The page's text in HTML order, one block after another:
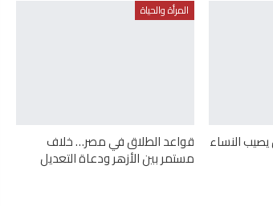
النساء
المرأة والحياة
قواعد الطلاق في مصر… خلاف
مستمر بين الأزهر ودعاة التعديل